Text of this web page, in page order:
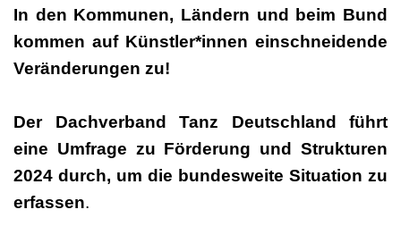
In den Kommunen, Ländern und beim Bund
kommen auf Künstler*innen einschneidende
Veränderungen zu!
Der Dachverband Tanz Deutschland führt
eine Umfrage zu Förderung und Strukturen
2024 durch, um die bundesweite Situation zu
erfassen.